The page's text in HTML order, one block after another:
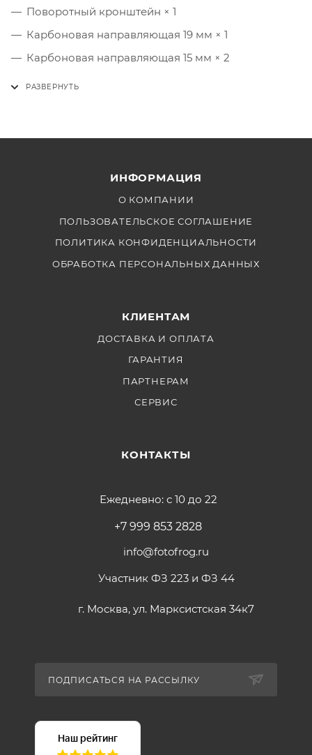
Поворотный кронштейн × 1
Карбоновая направляющая 19 мм × 1
Карбоновая направляющая 15 мм × 2
Удлинитель × 1
Резиновый наглазник × 2
Ткань для протирки × 1
Наклейка × 1
ИНФОРМАЦИЯ
О КОМПАНИИ
ПОЛЬЗОВАТЕЛЬСКОЕ СОГЛАШЕНИЕ
ПОЛИТИКА КОНФИДЕНЦИАЛЬНОСТИ
ОБРАБОТКА ПЕРСОНАЛЬНЫХ ДАННЫХ
КЛИЕНТАМ
ДОСТАВКА И ОПЛАТА
ГАРАНТИЯ
ПАРТНЕРАМ
СЕРВИС
КОНТАКТЫ
Ежедневно: с 10 до 22
+7 999 853 2828
info@fotofrog.ru
Участник ФЗ 223 и ФЗ 44
г. Москва, ул. Марксистская 34к7
ПОДПИСАТЬСЯ НА РАССЫЛКУ